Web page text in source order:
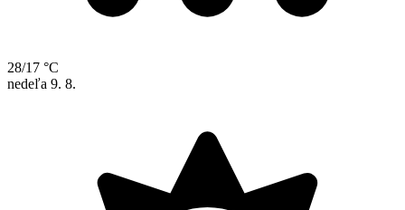
28/17 °C
nedeľa 9. 8.